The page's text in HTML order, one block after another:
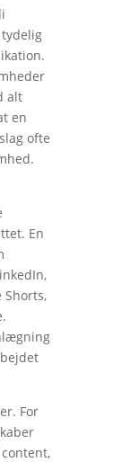
alt
en
ofte
En
Shorts,
For